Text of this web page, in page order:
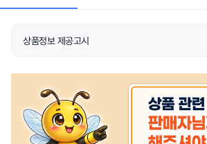
상품정보 제공고시
제품소재 상품 상세설명 참조
색상 상품 상세설명 참조
치수 상품 상세설명 참조